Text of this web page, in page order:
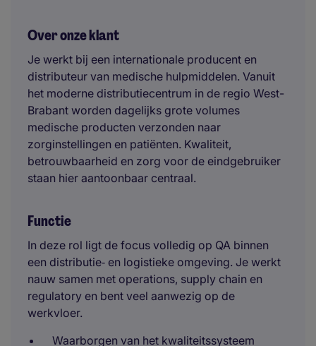
Over onze klant
Je werkt bij een internationale producent en
distributeur van medische hulpmiddelen. Vanuit
het moderne distributiecentrum in de regio West-
Brabant worden dagelijks grote volumes
medische producten verzonden naar
zorginstellingen en patiënten. Kwaliteit,
betrouwbaarheid en zorg voor de eindgebruiker
staan hier aantoonbaar centraal.
Functie
In deze rol ligt de focus volledig op QA binnen
een distributie‑ en logistieke omgeving. Je werkt
nauw samen met operations, supply chain en
regulatory en bent veel aanwezig op de
werkvloer.
Waarborgen van het kwaliteitssysteem